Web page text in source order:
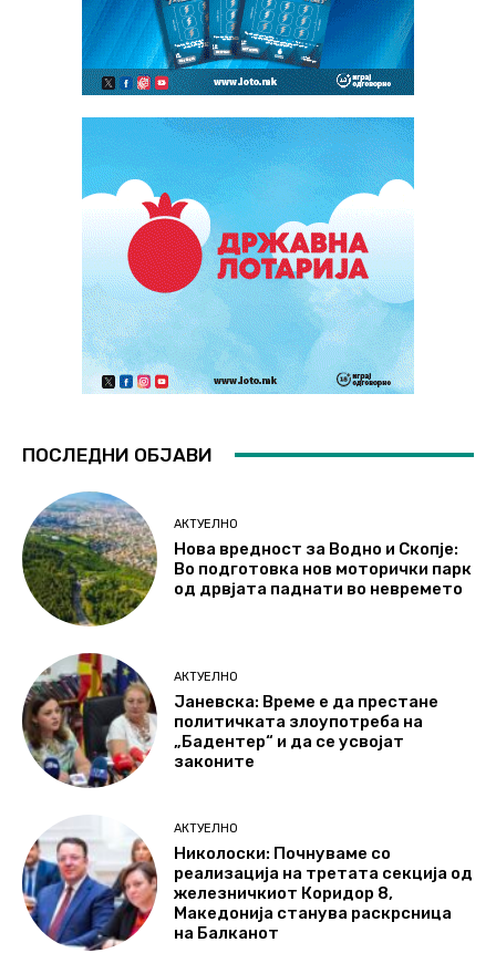
ПОСЛЕДНИ ОБЈАВИ
АКТУЕЛНО
Нова вредност за Водно и Скопје:
Во подготовка нов моторички парк
од дрвјата паднати во невремето
АКТУЕЛНО
Јаневска: Време е да престане
политичката злоупотреба на
„Бадентер“ и да се усвојат
законите
АКТУЕЛНО
Николоски: Почнуваме со
реализација на третата секција од
железничкиот Коридор 8,
Македонија станува раскрсница
на Балканот